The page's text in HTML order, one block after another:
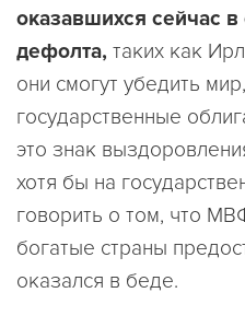
оказавшихся сейчас в
дефолта, таких как
они смогут убедить
государственные
это знак
хотя бы на
говорить о том, что
богатые страны
оказался в беде.